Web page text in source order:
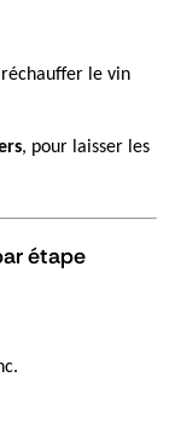
le vin
, pour laisser les
étape